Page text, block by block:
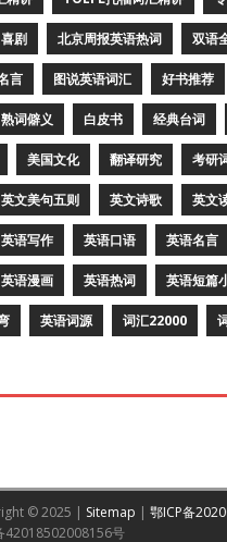
剧 北京周报英语热词 双语
言 图说英语词汇 好书推荐
熟词僻义 白皮书 经典台词
美国文化 翻译研究 考研
英文美句五则 英文诗歌 英文
英语写作 英语口语 英语名言
英语漫画 英语热词 英语短篇
英语词源 词汇22000
© 2025 | Sitemap | 鄂ICP备
42018502008156号